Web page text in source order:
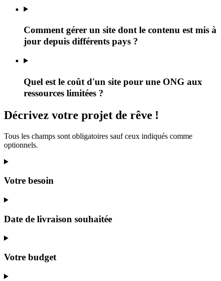
Comment gérer un site dont le contenu est mis à
jour depuis différents pays ?
Quel est le coût d'un site pour une ONG aux
ressources limitées ?
Décrivez votre projet de rêve !
Tous les champs sont obligatoires sauf ceux indiqués comme
optionnels.
Votre besoin
Date de livraison souhaitée
Votre budget